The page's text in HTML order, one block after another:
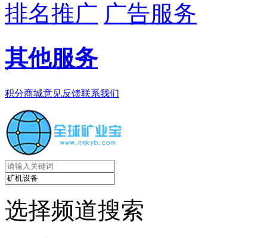
排名推广 广告服务
其他服务
积分商城意见反馈联系我们
选择频道搜索